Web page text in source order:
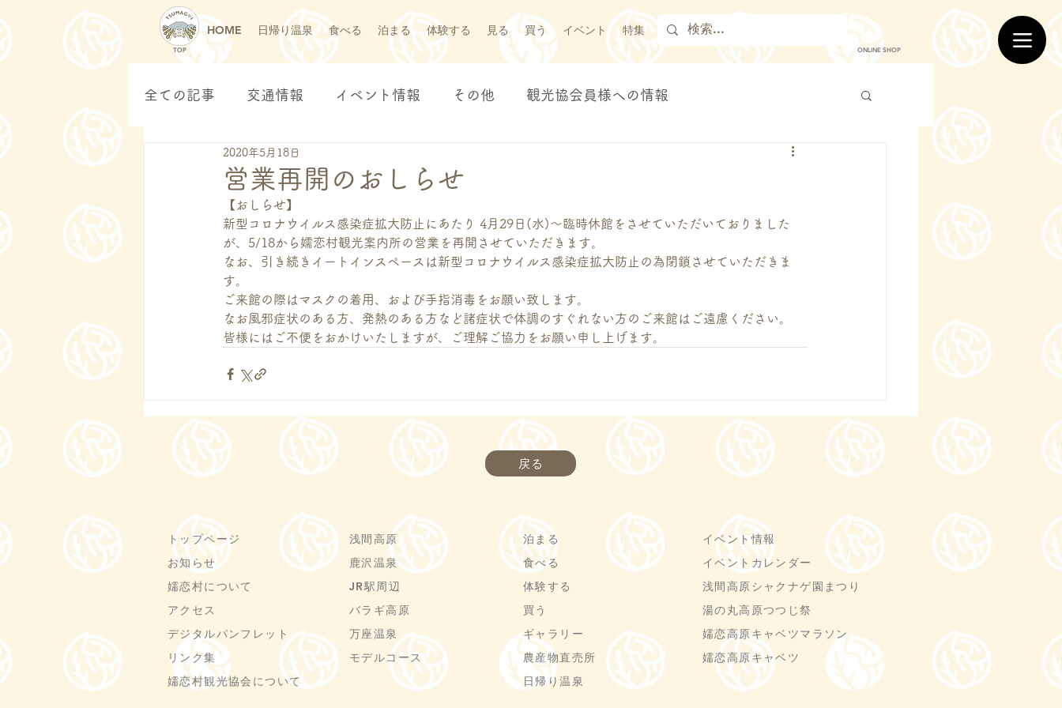
HOME 日帰り温泉 食べる 泊まる 体験する 見る 買う イベント 特集
TOP ONLINE SHOP
全ての記事 交通情報 イベント情報 その他 観光協会員様への情報
営業再開のおしらせ
2020年5月18日
【おしらせ】
新型コロナウイルス感染症拡大防止にあたり 4月29日(水)～臨時休館をさせていただいておりました
が、5/18から嬬恋村観光案内所の営業を再開させていただきます。
なお、引き続きイートインスペースは新型コロナウイルス感染症拡大防止の為閉鎖させていただきま
す。
ご来館の際はマスクの着用、および手指消毒をお願い致します。
なお風邪症状のある方、発熱のある方など諸症状で体調のすぐれない方のご来館はご遠慮ください。
皆様にはご不便をおかけいたしますが、ご理解ご協力をお願い申し上げます。
戻る
トップページ
お知らせ
嬬恋村について
アクセス
デジタルパンフレット
リンク集
嬬恋村観光協会について
浅間高原
泊まる
鹿沢温泉
食べる
JR駅周辺
体験する
バラギ高原
買う
万座温泉
ギャラリー
モデルコース
農産物直売所
イベント情報
イベントカレンダー
浅間高原シャクナゲ園まつり
湯の丸高原つつじ祭
嬬恋高原キャベツマラソン
嬬恋高原キャベツ
日帰り温泉